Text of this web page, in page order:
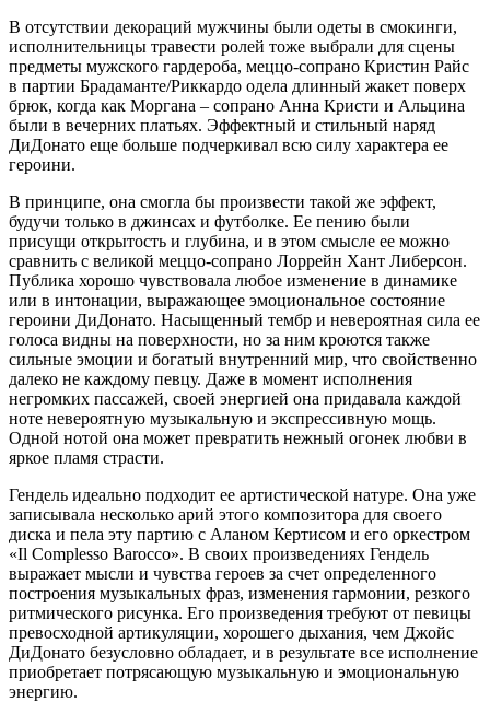
В отсутствии декораций мужчины были одеты в смокинги,
исполнительницы травести ролей тоже выбрали для сцены
предметы мужского гардероба, меццо-сопрано Кристин Райс
в партии Брадаманте/Риккардо одела длинный жакет поверх
брюк, когда как Моргана – сопрано Анна Кристи и Альцина
были в вечерних платьях. Эффектный и стильный наряд
ДиДонато еще больше подчеркивал всю силу характера ее
героини.
В принципе, она смогла бы произвести такой же эффект,
будучи только в джинсах и футболке. Ее пению были
присущи открытость и глубина, и в этом смысле ее можно
сравнить с великой меццо-сопрано Лоррейн Хант Либерсон.
Публика хорошо чувствовала любое изменение в динамике
или в интонации, выражающее эмоциональное состояние
героини ДиДонато. Насыщенный тембр и невероятная сила ее
голоса видны на поверхности, но за ним кроются также
сильные эмоции и богатый внутренний мир, что свойственно
далеко не каждому певцу. Даже в момент исполнения
негромких пассажей, своей энергией она придавала каждой
ноте невероятную музыкальную и экспрессивную мощь.
Одной нотой она может превратить нежный огонек любви в
яркое пламя страсти.
Гендель идеально подходит ее артистической натуре. Она уже
записывала несколько арий этого композитора для своего
диска и пела эту партию с Аланом Кертисом и его оркестром
«Il Complesso Barocco». В своих произведениях Гендель
выражает мысли и чувства героев за счет определенного
построения музыкальных фраз, изменения гармонии, резкого
ритмического рисунка. Его произведения требуют от певицы
превосходной артикуляции, хорошего дыхания, чем Джойс
ДиДонато безусловно обладает, и в результате все исполнение
приобретает потрясающую музыкальную и эмоциональную
энергию.